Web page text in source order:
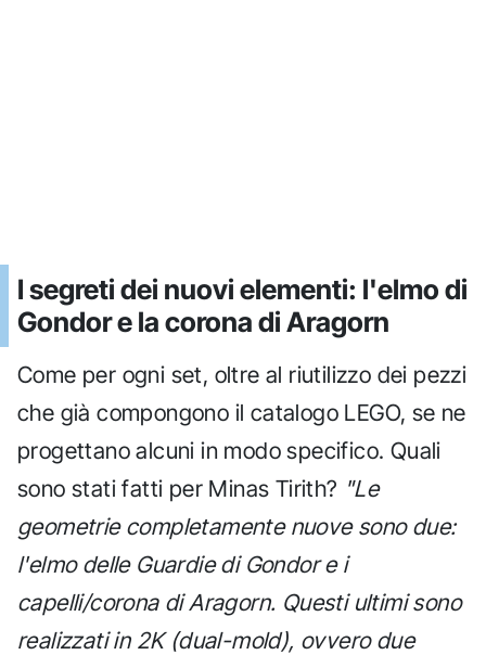
I segreti dei nuovi elementi: l'elmo di
Gondor e la corona di Aragorn
Come per ogni set, oltre al riutilizzo dei pezzi
che già compongono il catalogo LEGO, se ne
progettano alcuni in modo specifico. Quali
sono stati fatti per Minas Tirith? "Le
geometrie completamente nuove sono due:
l'elmo delle Guardie di Gondor e i
capelli/corona di Aragorn. Questi ultimi sono
realizzati in 2K (dual-mold), ovvero due